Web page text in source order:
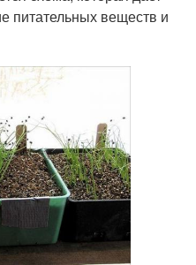
питательных веществ и